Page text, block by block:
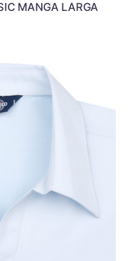
MANGA LARGA